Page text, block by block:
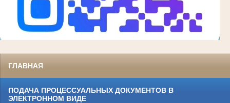
ГЛАВНАЯ
ПОДАЧА ПРОЦЕССУАЛЬНЫХ ДОКУМЕНТОВ В
ЭЛЕКТРОННОМ ВИДЕ